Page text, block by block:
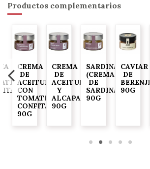
Productos complementarios
CREMA
DE
ACEITUNAS
CON
TOMATES
CONFITADOS
90G
CREMA
DE
ACEITUNAS
Y
ALCAPARRAS
90G
SARDINADE
(CREMA
DE
SARDINAS)
90G
CAVIAR
DE
90G